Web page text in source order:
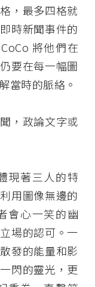
，最多四格就
時新聞事件的
將他們在
要在每一幅圖
當時的脈絡。
，政論文字或
現著三人的特
用圖像無邊的
會心一笑的幽
場的認可。一
發的能量和影
閃的靈光，更